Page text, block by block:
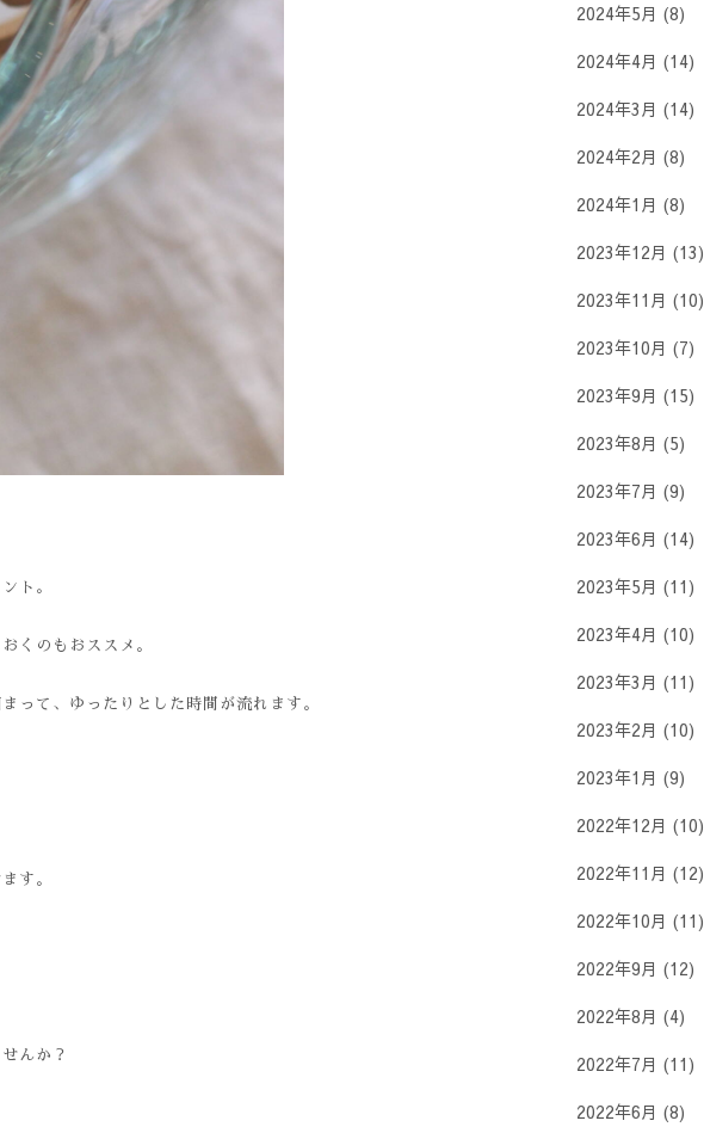
ト。
くのもおススメ。
って、ゆったりとした時間が流れます。
す。
んか？
2024年5月 (8)
2024年4月 (14)
2024年3月 (14)
2024年2月 (8)
2024年1月 (8)
2023年12月 (13)
2023年11月 (10)
2023年10月 (7)
2023年9月 (15)
2023年8月 (5)
2023年7月 (9)
2023年6月 (14)
2023年5月 (11)
2023年4月 (10)
2023年3月 (11)
2023年2月 (10)
2023年1月 (9)
2022年12月 (10)
2022年11月 (12)
2022年10月 (11)
2022年9月 (12)
2022年8月 (4)
2022年7月 (11)
2022年6月 (8)